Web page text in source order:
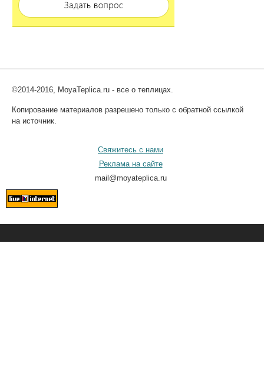
©2014-2016, MoyaTeplica.ru - все о теплицах.
Копирование материалов разрешено только с обратной ссылкой
на источник.
Свяжитесь с нами
Реклама на сайте
mail@moyateplica.ru